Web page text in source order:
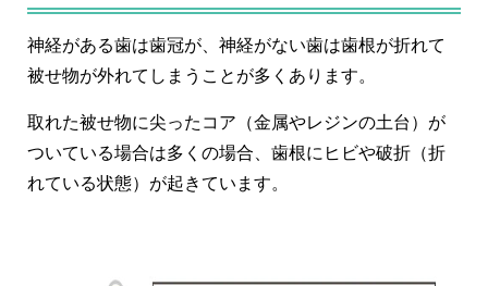
神経がある歯は歯冠が、神経がない歯は歯根が折れて
被せ物が外れてしまうことが多くあります。
取れた被せ物に尖ったコア（金属やレジンの土台）が
ついている場合は多くの場合、歯根にヒビや破折（折
れている状態）が起きています。